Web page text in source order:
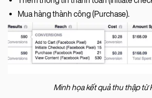
Mua hàng thành công (Purchase).
Minh họa kết quả thu thập từ